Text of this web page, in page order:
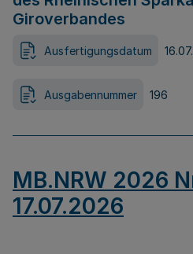
Giroverbandes
Ausfertigungsdatum
Ausgabennummer 196
MB.NRW 2026
17.07.2026